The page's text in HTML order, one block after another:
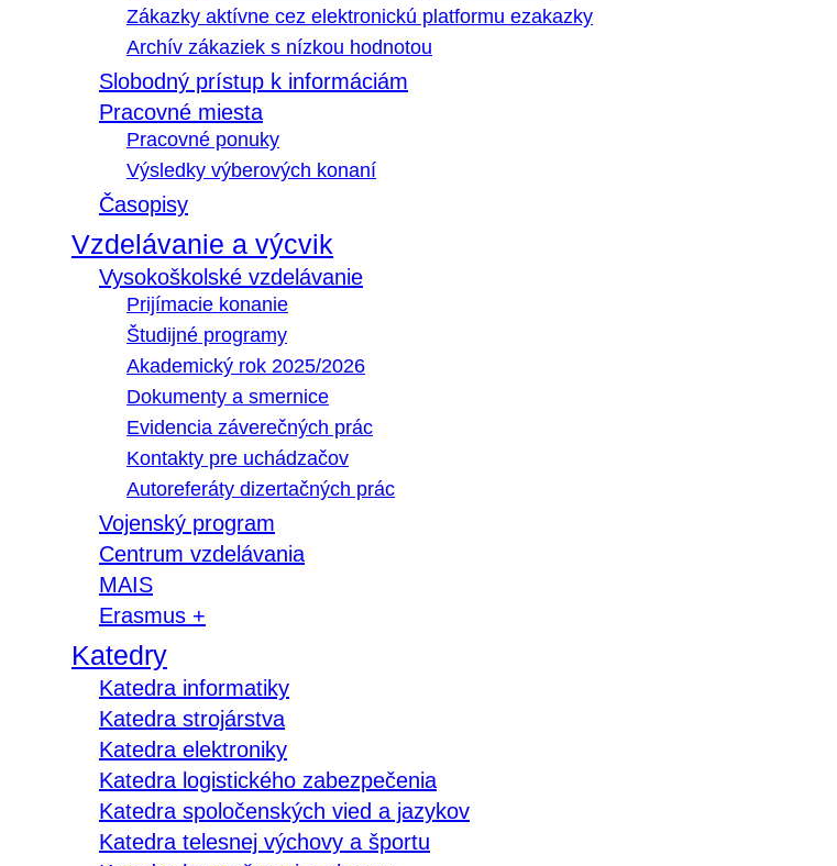
Zákazky aktívne cez elektronickú platformu ezakazky
Archív zákaziek s nízkou hodnotou
Slobodný prístup k informáciám
Pracovné miesta
Pracovné ponuky
Výsledky výberových konaní
Časopisy
Vzdelávanie a výcvik
Vysokoškolské vzdelávanie
Prijímacie konanie
Študijné programy
Akademický rok 2025/2026
Dokumenty a smernice
Evidencia záverečných prác
Kontakty pre uchádzačov
Autoreferáty dizertačných prác
Vojenský program
Centrum vzdelávania
MAIS
Erasmus +
Katedry
Katedra informatiky
Katedra strojárstva
Katedra elektroniky
Katedra logistického zabezpečenia
Katedra spoločenských vied a jazykov
Katedra telesnej výchovy a športu